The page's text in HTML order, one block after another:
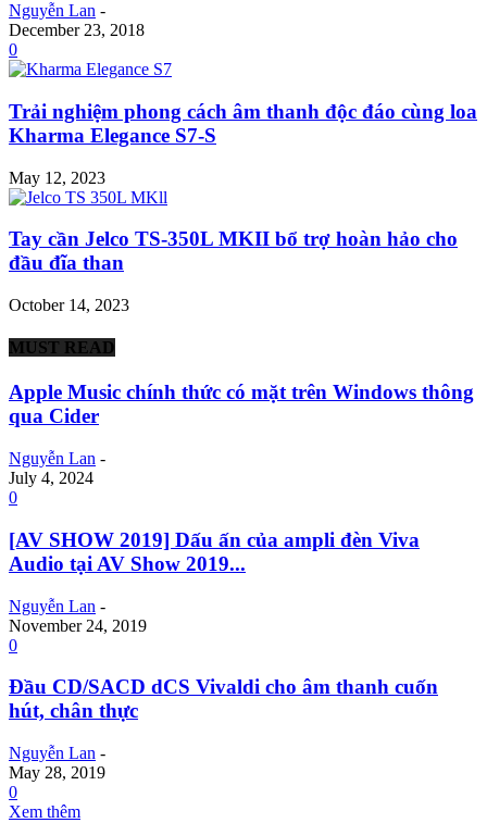
Nguyễn Lan -
December 23, 2018
0
Trải nghiệm phong cách âm thanh độc đáo cùng loa
Kharma Elegance S7-S
May 12, 2023
Tay cần Jelco TS-350L MKII bổ trợ hoàn hảo cho
đầu đĩa than
October 14, 2023
MUST READ
Apple Music chính thức có mặt trên Windows thông
qua Cider
Nguyễn Lan -
July 4, 2024
0
[AV SHOW 2019] Dấu ấn của ampli đèn Viva
Audio tại AV Show 2019...
Nguyễn Lan -
November 24, 2019
0
Đầu CD/SACD dCS Vivaldi cho âm thanh cuốn
hút, chân thực
Nguyễn Lan -
May 28, 2019
0
Xem thêm